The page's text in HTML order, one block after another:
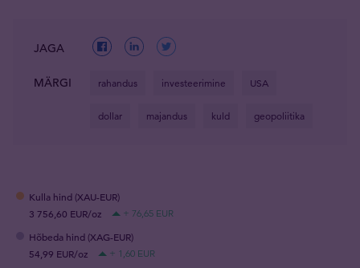
JAGA
MÄRGI rahandus investeerimine USA
dollar majandus kuld geopoliitika
Kulla hind (XAU-EUR)
3 756,60 EUR/oz
+ 76,65 EUR
Hõbeda hind (XAG-EUR)
54,99 EUR/oz
+ 1,60 EUR